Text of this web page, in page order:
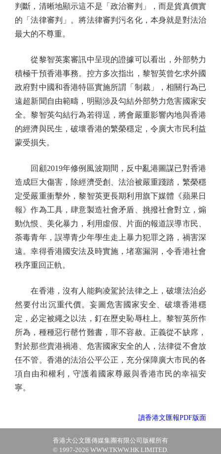
判斷，清晰地顯示這不是「政治審判」，而是貨真價實
的「法律審判」。將法律審判污名化，本身就是對法治
最大的不尊重。
從黎智英案審訊中呈現的證據可以看出，外部勢力
積極干預香港事務。控方多次指出，黎智英曾乞求外國
政府對中國和香港特區實施所謂「制裁」，相關行為已
遠超新聞自由範疇，明顯涉及勾結外部勢力危害國家安
全。黎智英勾結行為若得逞，將會嚴重影響內地與香港
的經濟與民生，破壞香港的繁榮穩定，令廣大市民利益
蒙受損失。
回顧2019年修例風波期間，反中亂港圖謀已對香港
造成巨大傷害，除經濟受創、法治被嚴重踐踏，繁榮穩
定受嚴重衝擊外，黎智英更長期利用旗下媒體《蘋果日
報》作為工具，肆意製造社會矛盾、挑撥社會對立，煽
動仇恨、美化暴力，利用虛假、片面的報道誤導市民、
荼毒青年，誤導青少年學生走上暴力犯罪之路，禍害深
遠。幸得香港國安法及時實施，堵塞漏洞，令香港社會
秩序重回正軌。
在香港，沒有人能夠凌駕於法律之上，破壞法治必
然要付出沉重代價。妄圖危害國家安全、破壞香港穩
定，必定被繩之以法，釘在歷史恥辱柱上。黎智英所作
所為，種種惡行罄竹難書，罪不容赦。正義從不缺席，
對於那些賣港禍港、危害國家安全的人，法律從不會放
任不管。香港的法治公平公正，充分保障廣大市民的各
項自由和權利，守護着國家尊嚴與香港市民的幸福安
寧。
讀香港文匯報PDF版面
香港大公文匯傳媒集團有限公司版權所有
© 1997-2026 WWW.TKWW.HK LIMITED.